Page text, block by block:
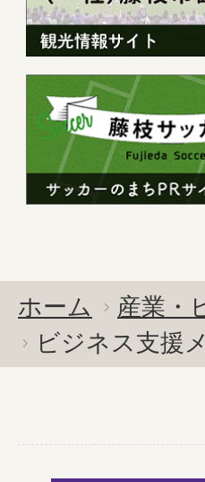
ホーム 産業・
ビジネス支援